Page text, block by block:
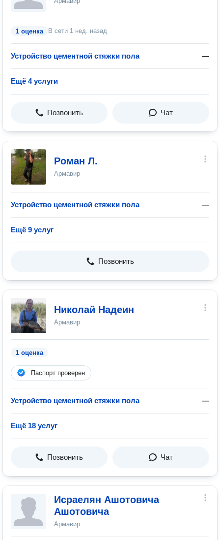
1 оценка В сети 1 нед. назад
Устройство цементной стяжки пола —
Ещё 4 услуги
Позвонить Чат
Роман Л.
Армавир
Устройство цементной стяжки пола —
Ещё 9 услуг
Позвонить
Николай Надеин
Армавир
1 оценка
Паспорт проверен
Устройство цементной стяжки пола —
Ещё 18 услуг
Позвонить Чат
Исраелян Ашотовича
Ашотовича
Армавир